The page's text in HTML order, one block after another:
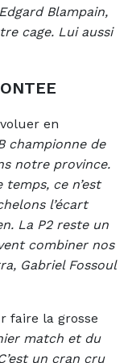
Blampain,
cage. Lui aussi
en
championne de
notre province.
temps, ce n’est
l’écart
La P2 reste un
combiner nos
Gabriel Fossoul
faire la grosse
match et du
un cran cru